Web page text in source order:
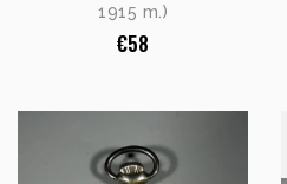
1915 m.)
€58